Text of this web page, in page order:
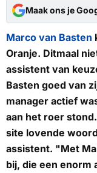
Maak ons je
Marco van Basten
Oranje. Ditmaal
assistent van
Basten goed van
manager actief
aan het roer
site lovende
assistent. "Met
bij, die een enorm